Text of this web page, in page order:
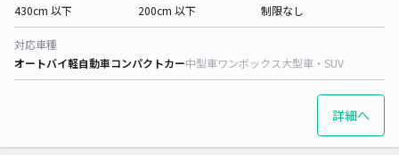
430cm 以下
200cm 以下
制限なし
対応車種
オートバイ軽自動車コンパクトカー中型車ワンボックス大型車・SUV
詳細へ